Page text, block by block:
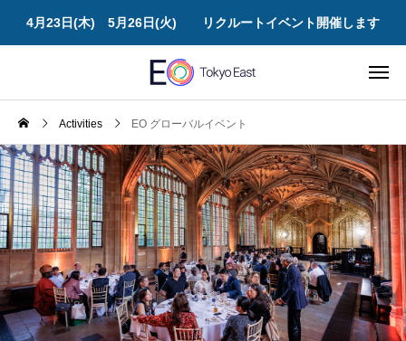
4月23日(木) 5月26日(火) リクルートイベント開催します
Activities EO グローバルイベント